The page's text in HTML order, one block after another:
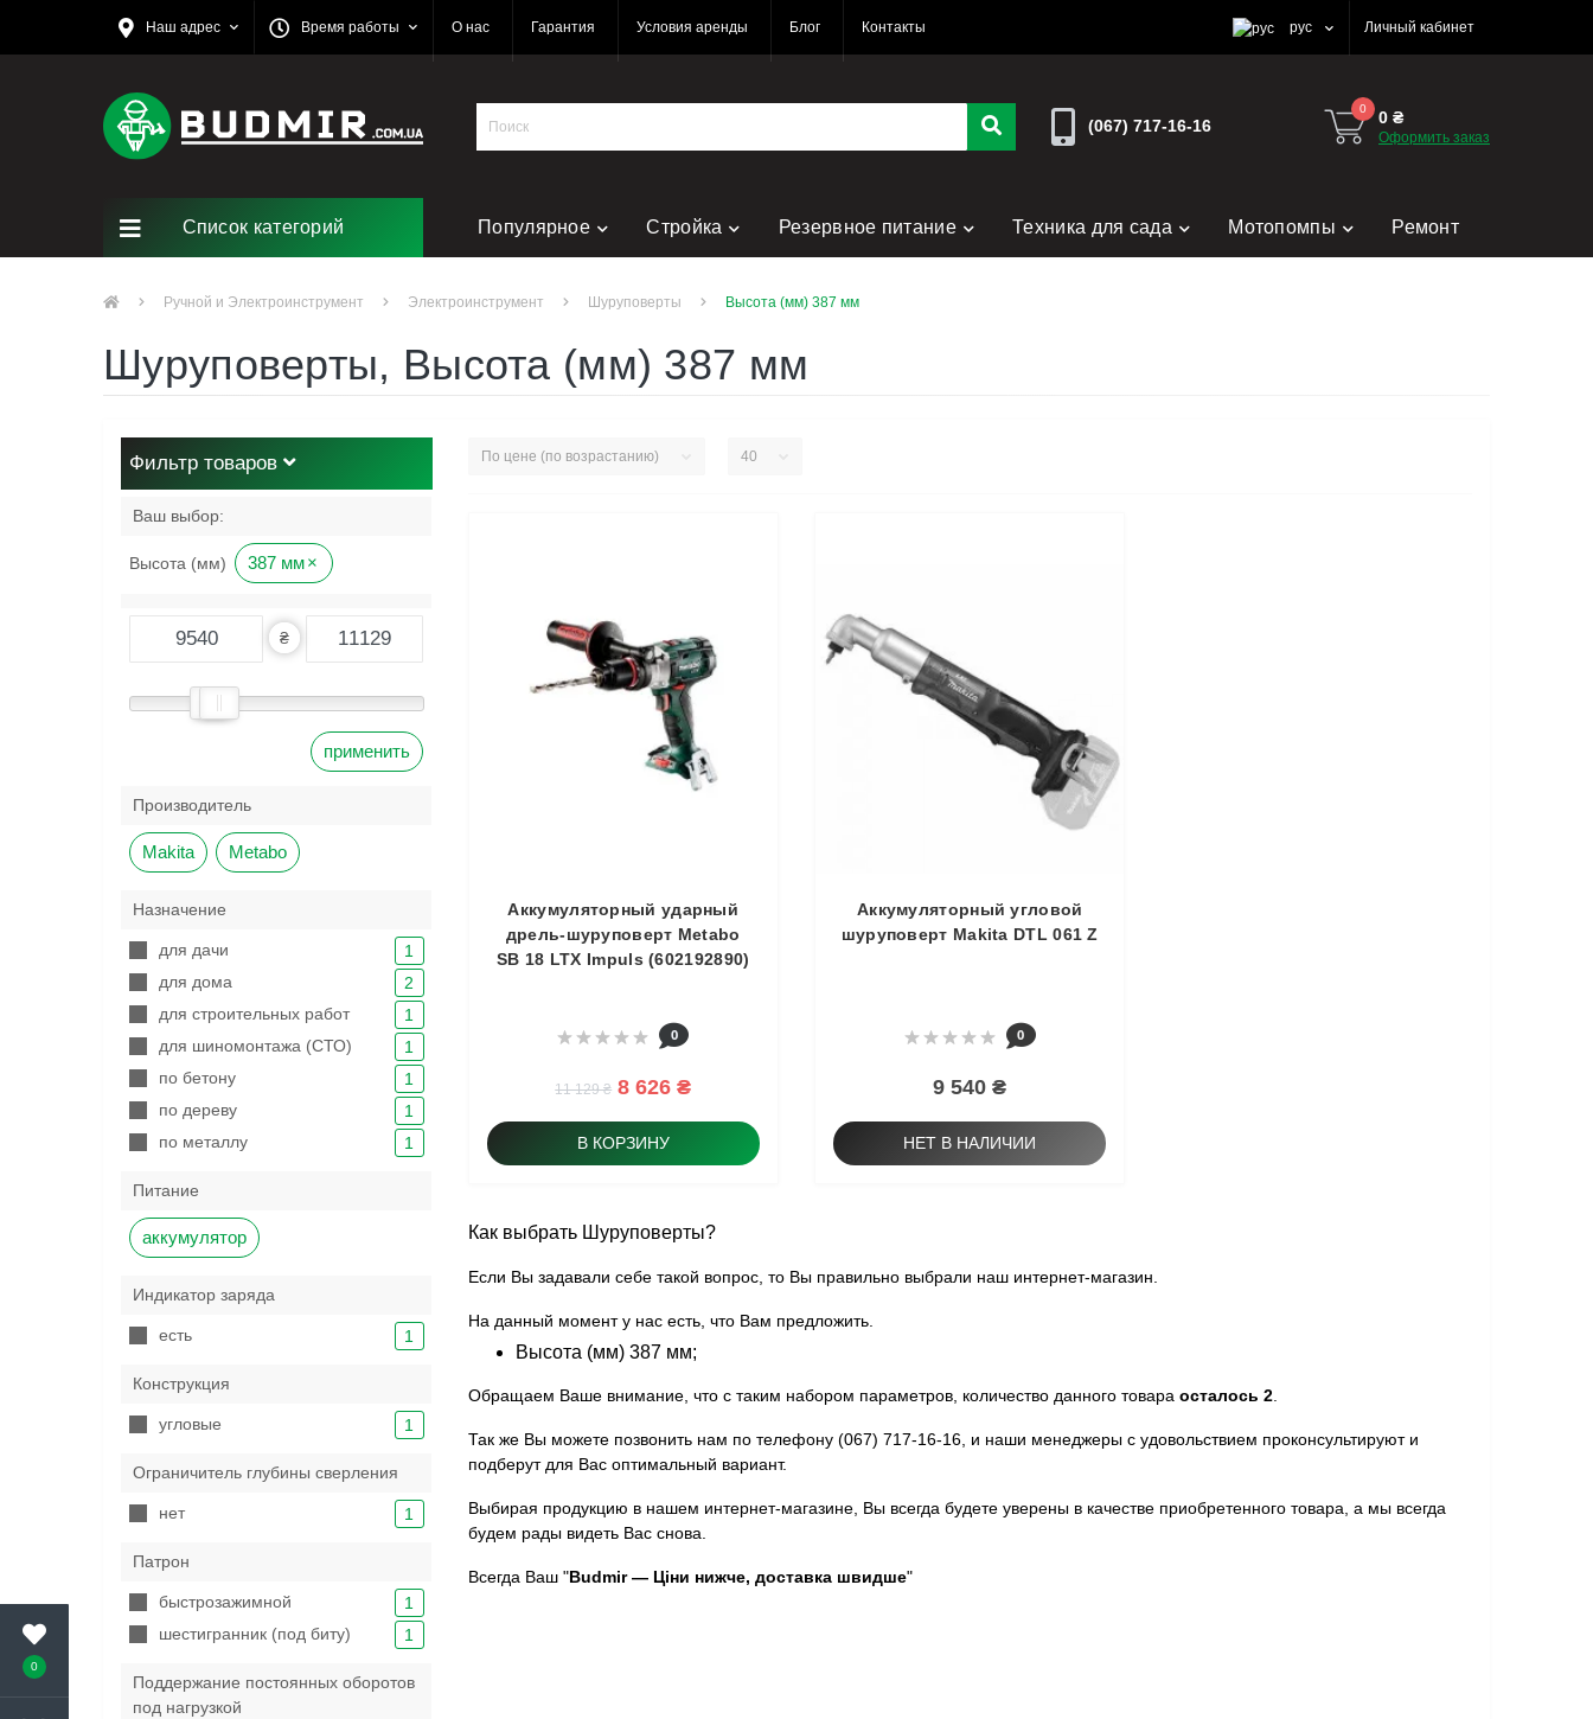
0
Наш адрес Время работы О нас Гарантия Условия аренды Блог Контакты рус Личный кабинет
(067) 717-16-16
0 0 ₴
Оформить заказ
Список категорий Популярное Стройка Резервное питание Техника для сада Мотопомпы Ремонт
Ручной и Электроинструмент Электроинструмент Шуруповерты Высота (мм) 387 мм
Шуруповерты, Высота (мм) 387 мм
Фильтр товаров
Ваш выбор:
Высота (мм) 387 мм×
₴
применить
Производитель
Makita Metabo
Назначение
для дачи
1
для дома
2
для строительных работ
1
для шиномонтажа (СТО)
1
по бетону
1
по дереву
1
по металлу
1
Питание
аккумулятор
Индикатор заряда
есть 1
Конструкция
угловые 1
Ограничитель глубины сверления
нет 1
Патрон
быстрозажимной
1
шестигранник (под биту)
1
Поддержание постоянных оборотов
под нагрузкой
Аккумуляторный ударный
дрель-шуруповерт Metabo
SB 18 LTX Impuls (602192890)
0
11 129 ₴ 8 626 ₴
В КОРЗИНУ
Аккумуляторный угловой
шуруповерт Makita DTL 061 Z
0
9 540 ₴
НЕТ В НАЛИЧИИ
Как выбрать Шуруповерты?
Если Вы задавали себе такой вопрос, то Вы правильно выбрали наш интернет-магазин.
На данный момент у нас есть, что Вам предложить.
Высота (мм) 387 мм;
Обращаем Ваше внимание, что с таким набором параметров, количество данного товара осталось 2.
Так же Вы можете позвонить нам по телефону (067) 717-16-16, и наши менеджеры с удовольствием проконсультируют и
подберут для Вас оптимальный вариант.
Выбирая продукцию в нашем интернет-магазине, Вы всегда будете уверены в качестве приобретенного товара, а мы всегда
будем рады видеть Вас снова.
Всегда Ваш "Budmir — Ціни нижче, доставка швидше"